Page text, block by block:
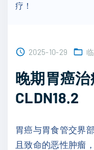
疗！
2025-10-29
晚期胃癌
CLDN18.2
胃癌与胃食管交界
且致命的恶性肿瘤